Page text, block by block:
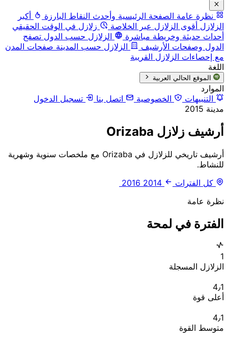
نظرة عامة الصفحة الرئيسية وأحدث النقاط البارزة
أكبر
الزلازل أقوى الزلازل عبر الخلاصة
زلازل في الوقت الحقيقي
أحداث حديثة وخريطة مباشرة
الزلازل حسب الدول تصفح
الدول وصفحات الأرشيف
الزلازل حسب المدينة صفحات المدن
مع إحصاءات الزلازل القريبة
اللغة
الموقع الحالي العربية
الموارد
التنبيهات
الخصوصية اتصل بنا
تسجيل الدخول
مدينة 2015
أرشيف زلازل Orizaba
أرشيف تاريخي للزلازل في Orizaba مع ملخصات سنوية وشهرية
للنشاط.
كل الفترات
2016
نظرة عامة
الفترة في لمحة
1
الزلازل المسجلة
4٫1
أعلى قوة
4٫1
متوسط القوة